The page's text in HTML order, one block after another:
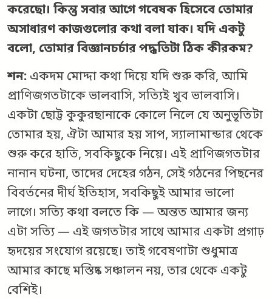
করেছো। কিন্তু সবার আগে গবেষক হিসেবে তোমার
অসাধারণ কাজগুলোর কথা বলা যাক। যদি একটু
বলো, তোমার বিজ্ঞানচর্চার পদ্ধতিটা ঠিক কীরকম?
শন: একদম মোদ্দা কথা দিয়ে যদি শুরু করি, আমি
প্রাণিজগতটাকে ভালবাসি, সত্যিই খুব ভালবাসি।
একটা ছোট্ট কুকুরছানাকে কোলে নিলে যে অনুভূতিটা
তোমার হয়, ঐটা আমার হয় সাপ, স্যালামান্ডার থেকে
শুরু করে হাতি, সবকিছুকে নিয়ে। এই প্রাণিজগতটার
নানান ঘটনা, তাদের দেহের গঠন, সেই গঠনের পিছনের
বিবর্তনের দীর্ঘ ইতিহাস, সবকিছুই আমার ভালো
লাগে। সত্যি কথা বলতে কি — অন্তত আমার জন্য
এটা সত্যি — এই জগতটার সাথে আমার একটা প্রগাঢ়
হৃদয়ের সংযোগ রয়েছে। তাই গবেষণাটা শুধুমাত্র
আমার কাছে মস্তিষ্ক সঞ্চালন নয়, তার থেকে একটু
বেশিই।